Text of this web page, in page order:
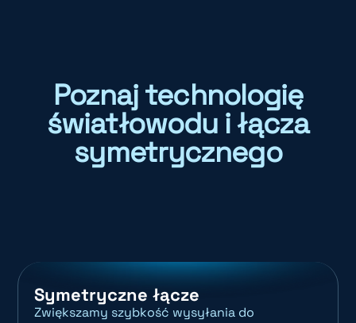
Poznaj technologię
światłowodu i łącza
symetrycznego
Symetryczne łącze
Zwiększamy szybkość wysyłania do